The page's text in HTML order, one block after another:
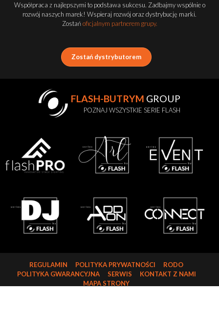
Współpraca z najlepszymi to podstawa sukcesu. Zadbajmy wspólnie o
rozwój naszych marek! Wspieraj rozwój oraz dystrybucję marki.
Zostańoficjalnym partnerem grupy.
Zostań dystrybutorem
FLASH-BUTRYM GROUP
POZNAJ WSZYSTKIE SERIE FLASH
REGULAMIN POLITYKA PRYWATNOŚCI
RODO
POLITYKA GWARANCYJNA
SERWIS
KONTAKT Z NAMI
MAPA STRONY